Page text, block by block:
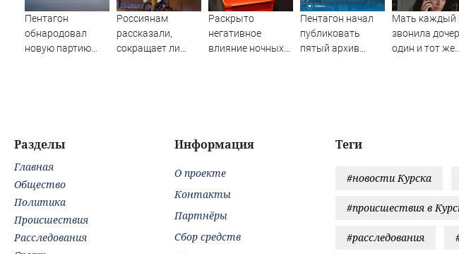
Пентагон
обнародовал
новую партию
Россиянам
рассказали,
сокращает ли
Раскрыто
негативное
влияние ночных
Пентагон начал
публиковать
пятый архив
Мать каждый
звонила
один и тот же
Теги
#новости Курска
#происшествия в
#расследования
Разделы
Главная
Общество
Политика
Происшествия
Расследования
Информация
О проекте
Контакты
Партнёры
Сбор средств